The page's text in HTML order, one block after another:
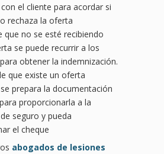
el cliente para acordar si
rechaza la oferta
que no se esté recibiendo
se puede recurrir a los
obtener la indemnización.
que existe un oferta
prepara la documentación
proporcionarla a la
seguro y pueda
el cheque
abogados de lesiones